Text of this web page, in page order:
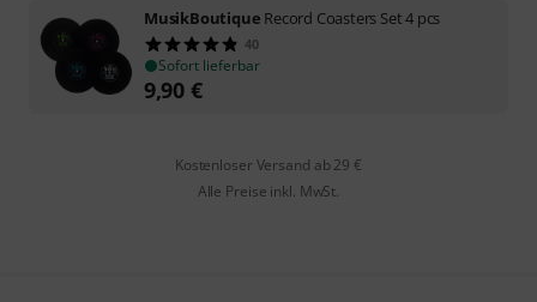
MusikBoutique Record Coasters Set 4 pcs
40
Sofort lieferbar
9,90 €
Kostenloser Versand ab 29 €
Alle Preise inkl. MwSt.